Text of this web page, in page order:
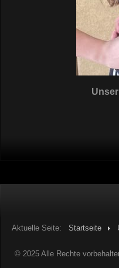
Aktuelle Seite: Startseite
© 2025 Alle Rechte